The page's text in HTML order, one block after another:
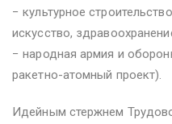
− культурное
искусство,
− народная армия и
ракетно-атомный проект).
Идейным стержнем